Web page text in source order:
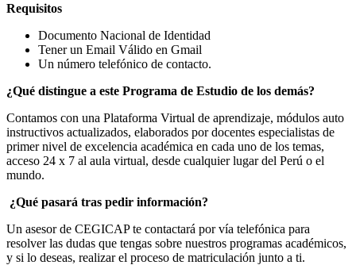
Requisitos
Documento Nacional de Identidad
Tener un Email Válido en Gmail
Un número telefónico de contacto.
¿Qué distingue a este Programa de Estudio de los demás?
Contamos con una Plataforma Virtual de aprendizaje, módulos auto
instructivos actualizados, elaborados por docentes especialistas de
primer nivel de excelencia académica en cada uno de los temas,
acceso 24 x 7 al aula virtual, desde cualquier lugar del Perú o el
mundo.
¿Qué pasará tras pedir información?
Un asesor de CEGICAP te contactará por vía telefónica para
resolver las dudas que tengas sobre nuestros programas académicos,
y si lo deseas, realizar el proceso de matriculación junto a ti.